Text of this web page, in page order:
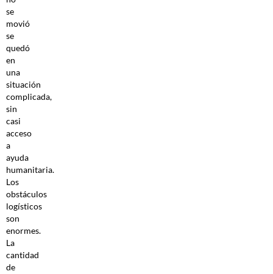
se
movió
se
quedó
en
una
situación
complicada,
sin
casi
acceso
a
ayuda
humanitaria.
Los
obstáculos
logísticos
son
enormes.
La
cantidad
de